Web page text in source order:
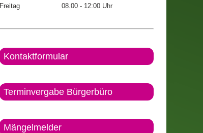
Freitag
08.00 - 12:00 Uhr
Kontaktformular
Terminvergabe Bürgerbüro
Mängelmelder